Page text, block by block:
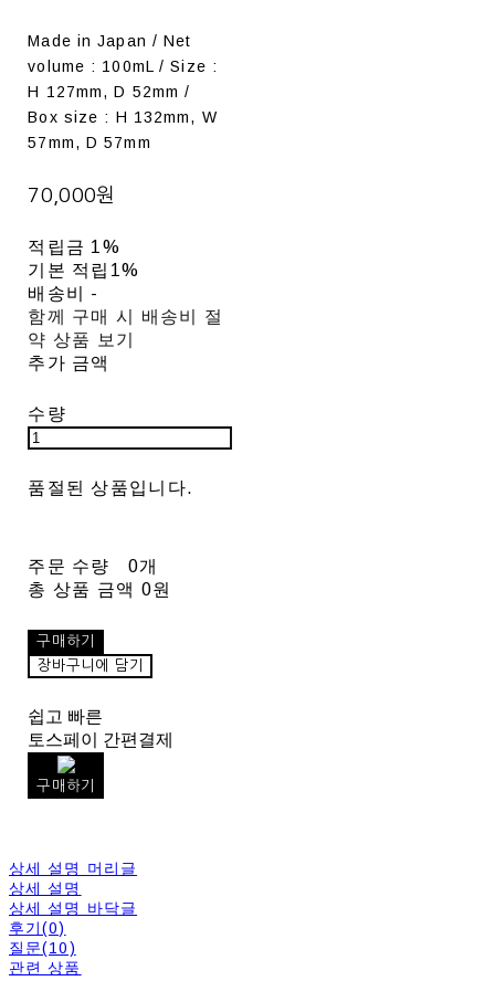
Made in Japan / Net
volume : 100mL / Size :
H 127mm, D 52mm /
Box size : H 132mm, W
57mm, D 57mm
70,000원
적립금 1%
기본 적립 1%
배송비 -
함께 구매 시 배송비 절
약 상품 보기
추가 금액
수량
품절된 상품입니다.
주문 수량
0개
총 상품 금액 0원
구매하기
장바구니에 담기
쉽고 빠른
토스페이 간편결제
구매하기
상세 설명 머리글
상세 설명
상세 설명 바닥글
후기(0)
질문(10)
관련 상품